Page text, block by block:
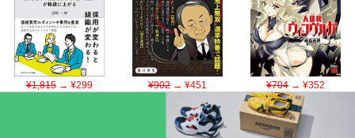
¥1,815→ ¥299 ¥902→ ¥451 ¥704→ ¥352